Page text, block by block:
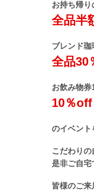
お持ち帰り
全品半
ブレンド珈
全品30
お飲み物券
10％off
のイベン
こだわり
是非ご自宅
皆様のご来